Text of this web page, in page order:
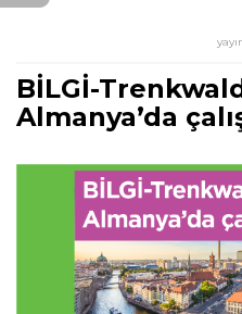
BİLGİ-
Almanya’da